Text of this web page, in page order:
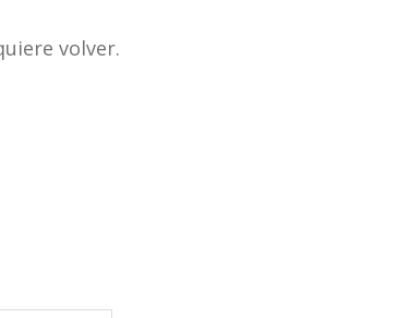
volver.